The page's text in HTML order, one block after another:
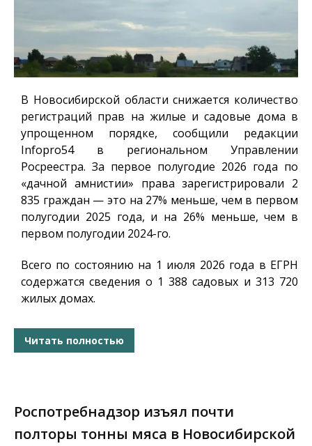
В Новосибирской области снижается количество
регистраций прав на жилые и садовые дома в
упрощенном порядке, сообщили редакции
Infopro54в региональном Управлении
Росреестра. За первое полугодие 2026 года по
«дачной амнистии» права зарегистрировали 2
835 граждан — это на 27% меньше, чем в первом
полугодии 2025 года, и на 26% меньше, чем в
первом полугодии 2024-го.
Всего по состоянию на 1 июля 2026 года в ЕГРН
содержатся сведения о 1 388 садовых и 313 720
жилых домах.
Читать полностью
Роспотребнадзор изъял почти
полторы тонны мяса в Новосибирской